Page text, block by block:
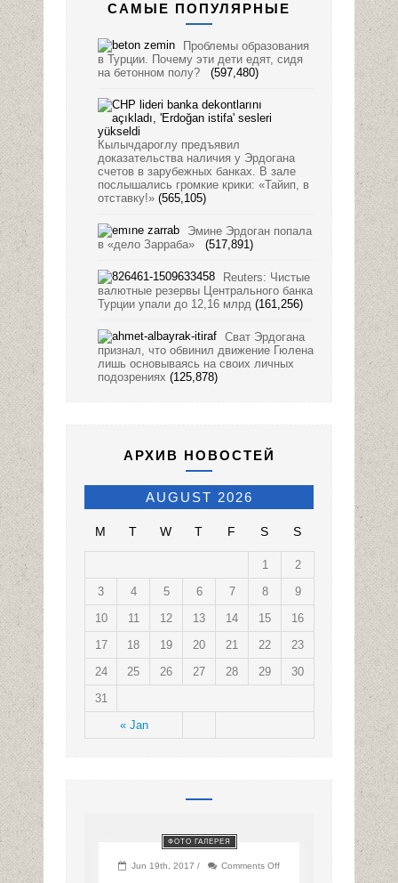
САМЫЕ ПОПУЛЯРНЫЕ
Проблемы образования
в Турции. Почему эти дети едят, сидя
на бетонном полу?
(597,480)
Кылычдароглу предъявил
доказательства наличия у Эрдогана
счетов в зарубежных банках. В зале
послышались громкие крики: «Тайип, в
отставку!» (565,105)
Эмине Эрдоган попала
в «дело Зарраба»
(517,891)
Reuters: Чистые
валютные резервы Центрального банка
Турции упали до 12,16 млрд (161,256)
Сват Эрдогана
признал, что обвинил движение Гюлена
лишь основываясь на своих личных
подозрениях (125,878)
АРХИВ НОВОСТЕЙ
AUGUST 2026
M T W T F S S
« Jan
1
2
3
4 5 6 7 8
9
10
11 12 13 14 15
16
17
18 19 20 21 22
23
24
25 26 27 28 29
30
31
ФОТО ГАЛЕРЕЯ
Jun 19th, 2017 / Comments Off